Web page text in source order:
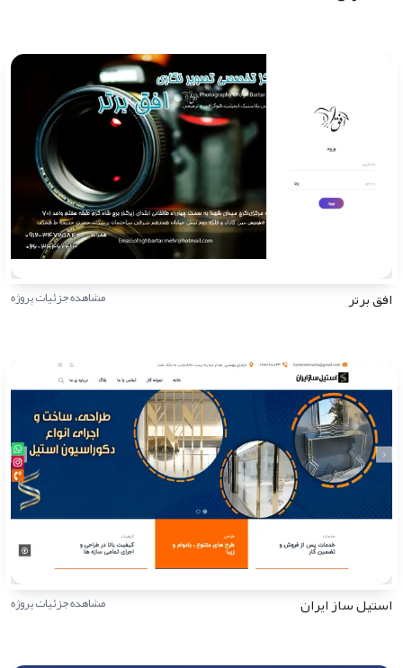
افق برتر مشاهده جزئیات پروژه
استیل ساز ایران مشاهده جزئیات پروژه